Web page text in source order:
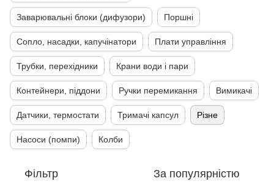
Заварювальні блоки (дифузори) Поршні
Сопло, насадки, капучінатори Плати управління
Трубки, перехідники Крани води і пари
Контейнери, піддони Ручки перемикання Вимикачі
Датчики, термостати Тримачі капсул Різне
Насоси (помпи) Колби
Фільтр За популярністю